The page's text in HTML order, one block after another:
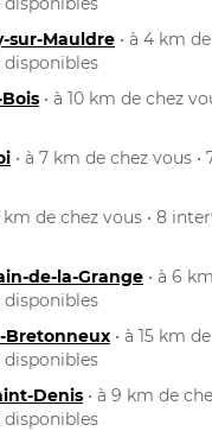
sur-Mauldre • à 4 km
• à 10 km de chez
• à 7 km de chez vous
km de chez vous • 8
de-la-Grange • à 6
Bretonneux • à 15 km
Denis • à 9 km de